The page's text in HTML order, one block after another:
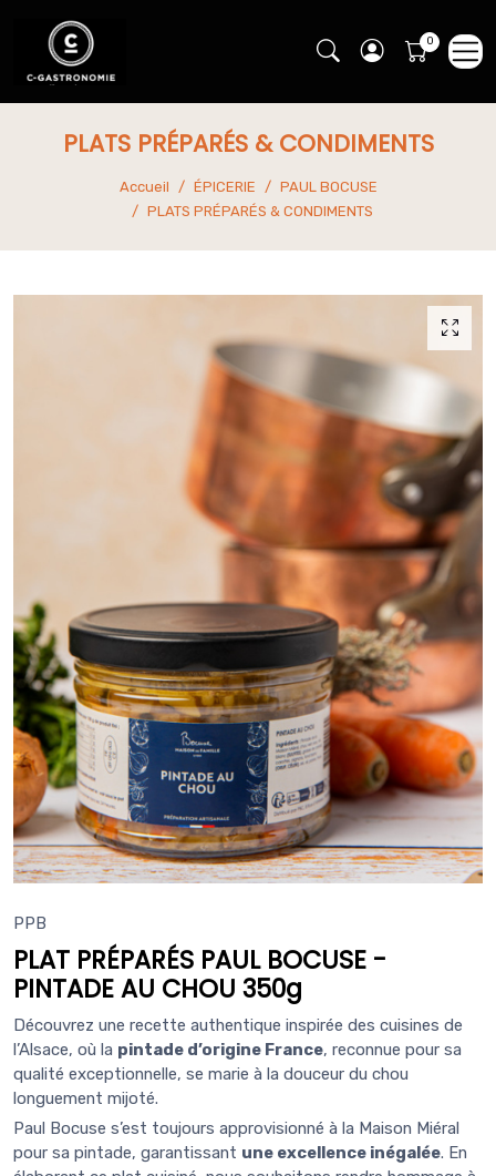
PLATS PRÉPARÉS & CONDIMENTS
Accueil ÉPICERIE
PAUL BOCUSE
PLATS PRÉPARÉS & CONDIMENTS
PPB
PLAT PRÉPARÉS PAUL BOCUSE -
PINTADE AU CHOU 350g
Découvrez une recette authentique inspirée des cuisines de
l’Alsace, où la pintade d’origine France, reconnue pour sa
qualité exceptionnelle, se marie à la douceur du chou
longuement mijoté.
Paul Bocuse s’est toujours approvisionné à la Maison Miéral
pour sa pintade, garantissant une excellence inégalée. En